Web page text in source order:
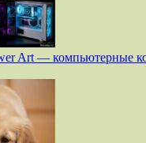
Art — компьютерные